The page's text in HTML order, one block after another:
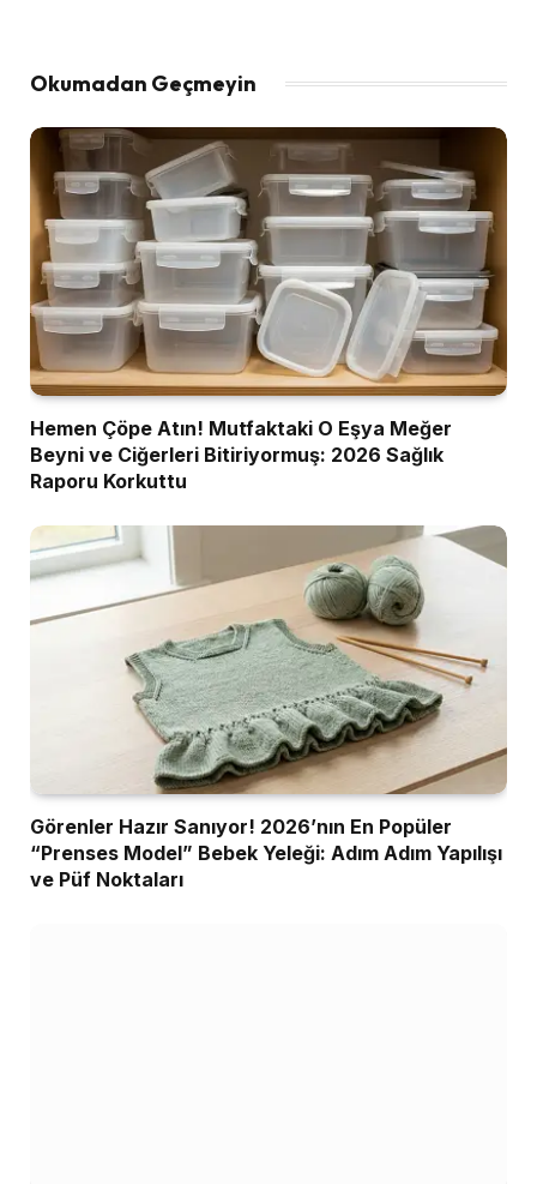
Okumadan Geçmeyin
Hemen Çöpe Atın! Mutfaktaki O Eşya Meğer
Beyni ve Ciğerleri Bitiriyormuş: 2026 Sağlık
Raporu Korkuttu
Görenler Hazır Sanıyor! 2026’nın En Popüler
“Prenses Model” Bebek Yeleği: Adım Adım Yapılışı
ve Püf Noktaları